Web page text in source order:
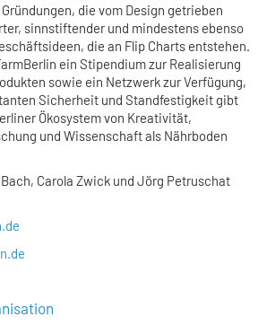
die vom Design getrieben
sinnstiftender und mindestens ebenso
die an Flip Charts entstehen.
ein Stipendium zur Realisierung
sowie ein Netzwerk zur Verfügung,
Sicherheit und Standfestigkeit gibt
Ökosystem von Kreativität,
und Wissenschaft als Nährboden
Carola Zwick und Jörg Petruschat